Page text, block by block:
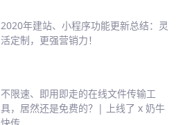
2020年建站、小程序功能更新总结：灵
活定制，更强营销力！
不限速、即用即走的在线文件传输工
具，居然还是免费的？| 上线了 x 奶牛